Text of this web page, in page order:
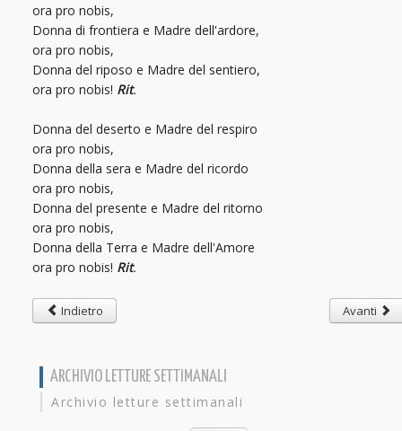
ora pro nobis,
Donna di frontiera e Madre dell'ardore,
ora pro nobis,
Donna del riposo e Madre del sentiero,
ora pro nobis! Rit.
Donna del deserto e Madre del respiro
ora pro nobis,
Donna della sera e Madre del ricordo
ora pro nobis,
Donna del presente e Madre del ritorno
ora pro nobis,
Donna della Terra e Madre dell'Amore
ora pro nobis! Rit.
Indietro Avanti
ARCHIVIO LETTURE SETTIMANALI
Archivio letture settimanali